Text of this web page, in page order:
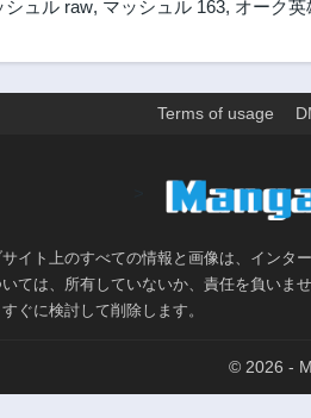
シュル raw, マッシュル 163, オーク
Terms of usage
イト上のすべての情報と画像は、インタ
ては、所有していないか、責任を負いま
すぐに検討して削除します。
© 2026 -